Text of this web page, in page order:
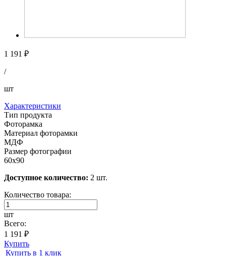
1 191 ₽
/
шт
Характеристики
Тип продукта
Фоторамка
Материал фоторамки
МДФ
Размер фотографии
60х90
Доступное количество: 2 шт.
Количество товара:
шт
Всего:
1 191 ₽
Купить
Купить в 1 клик